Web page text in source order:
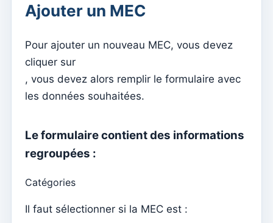
Formulaires d'inscription à la catéchèse
Transferts
Séances
Ajouter un nouveau groupe
Liste des groupes/recherche
Accès à Kyrios pour les catéchistes – comment se
Ajouter un MEC
Pour ajouter un nouveau MEC, vous devez
cliquer sur
, vous devez alors remplir le formulaire avec
les données souhaitées.
Le formulaire contient des informations
regroupées :
Catégories
Il faut sélectionner si la MEC est :